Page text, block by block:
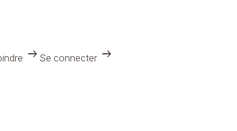
arrow_right_alt Se connecter arrow_right_alt